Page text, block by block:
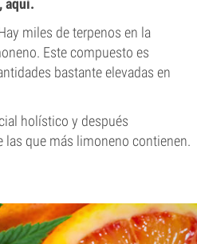
miles de terpenos en la
Este compuesto es
bastante elevadas en
holístico y después
las que más limoneno contienen.